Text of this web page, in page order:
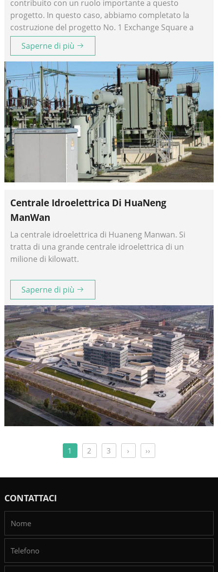
contribuito con un ruolo importante a questo
progetto. In questo caso, abbiamo completato la
costruzione del progetto No. 1 Exchange Square a
South China City.
Saperne di più
Centrale Idroelettrica Di HuaNeng
ManWan
La centrale idroelettrica di Huaneng Manwan. Si
tratta di una grande centrale idroelettrica di un
milione di kilowatt.
Saperne di più
1 2 3 › ››
CONTATTACI